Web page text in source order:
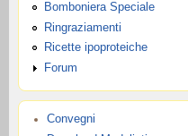
Bomboniera Speciale
Ringraziamenti
Ricette ipoproteiche
Forum
Convegni